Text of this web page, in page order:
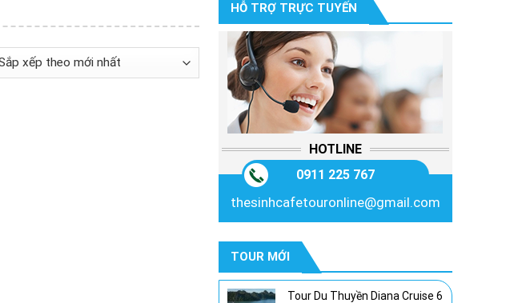
HỖ TRỢ TRỰC TUYẾN
HOTLINE
0911 225 767
thesinhcafetouronline@gmail.com
TOUR MỚI
Tour Du Thuyền Diana Cruise 6